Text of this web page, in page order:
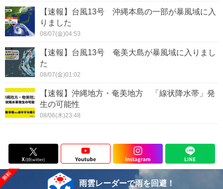
【速報】台風13号 沖縄本島の一部が暴風域に入
りました
08/07(金)04:53
【速報】台風13号 奄美大島が暴風域に入りまし
た
08/07(金)01:02
【速報】沖縄地方・奄美地方 「線状降水帯」発
生の可能性
08/06(木)23:48
雨雲レーダーで雨を回避！